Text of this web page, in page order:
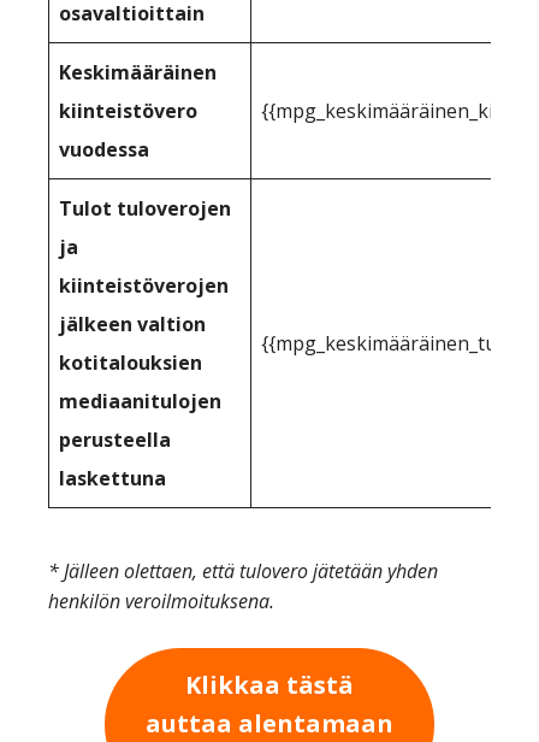
osavaltioittain
Keskimääräinen
kiinteistövero
vuodessa
Tulot tuloverojen
ja
kiinteistöverojen
jälkeen valtion
kotitalouksien
mediaanitulojen
perusteella
laskettuna
* Jälleen olettaen, että tulovero jätetään yhden
henkilön veroilmoituksena.
Klikkaa tästä
auttaa alentamaan